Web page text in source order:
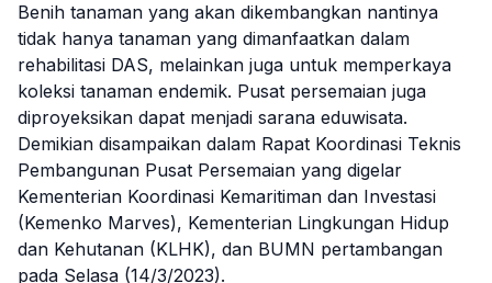
Benih tanaman yang akan dikembangkan nantinya
tidak hanya tanaman yang dimanfaatkan dalam
rehabilitasi DAS, melainkan juga untuk memperkaya
koleksi tanaman endemik. Pusat persemaian juga
diproyeksikan dapat menjadi sarana eduwisata.
Demikian disampaikan dalam Rapat Koordinasi Teknis
Pembangunan Pusat Persemaian yang digelar
Kementerian Koordinasi Kemaritiman dan Investasi
(Kemenko Marves), Kementerian Lingkungan Hidup
dan Kehutanan (KLHK), dan BUMN pertambangan
pada Selasa (14/3/2023).